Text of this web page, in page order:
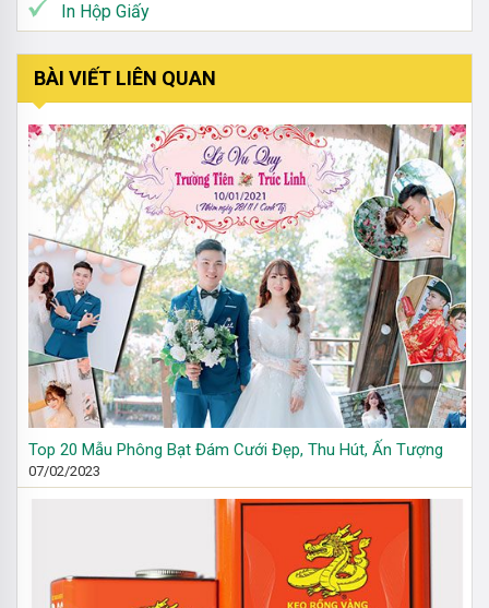
In Hộp Giấy
BÀI VIẾT LIÊN QUAN
Top 20 Mẫu Phông Bạt Đám Cưới Đẹp, Thu Hút, Ấn Tượng
07/02/2023